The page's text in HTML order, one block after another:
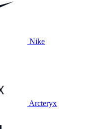
Nike
Arcteryx